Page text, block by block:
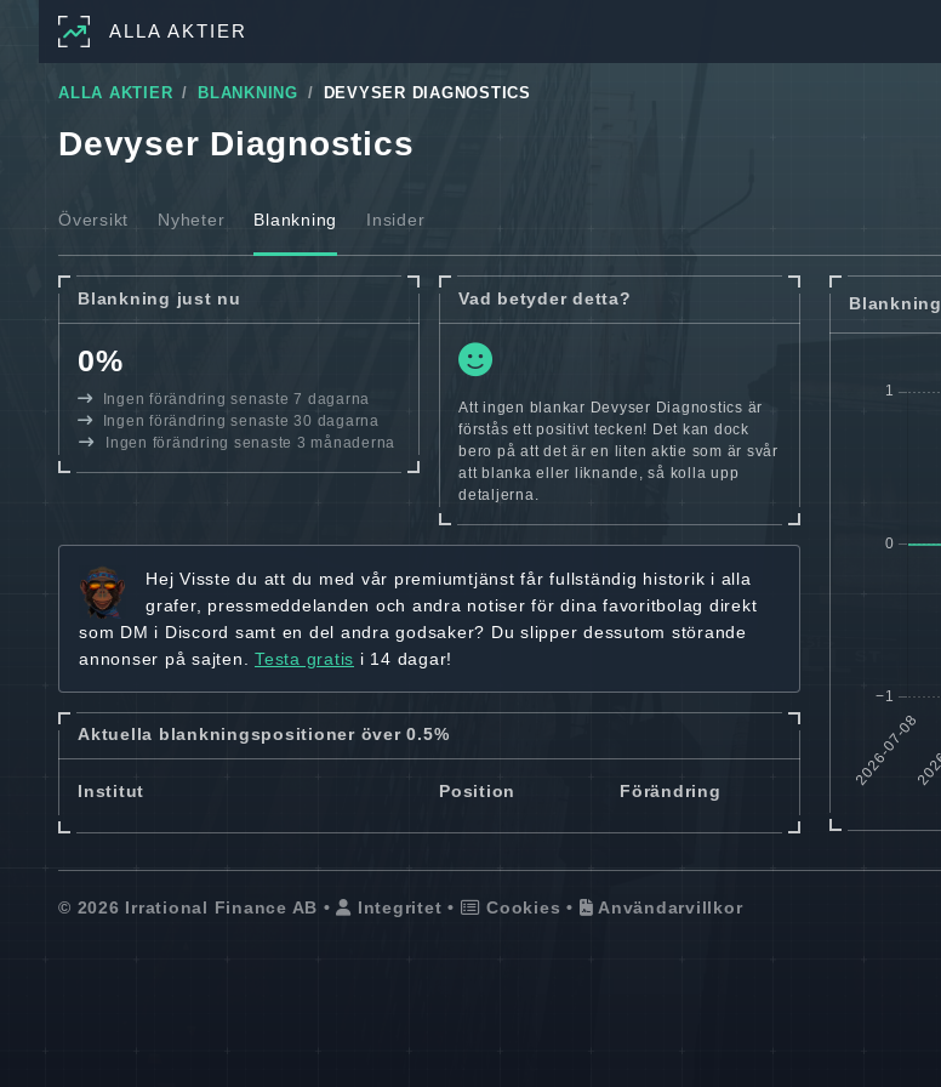
ALLA AKTIER
ALLA AKTIER BLANKNING DEVYSER DIAGNOSTICS
Devyser Diagnostics
Översikt Nyheter Blankning Insider
Blankning just nu
0%
Ingen förändring senaste 7 dagarna
Ingen förändring senaste 30 dagarna
Ingen förändring senaste 3 månaderna
Vad betyder detta?
Att ingen blankar Devyser Diagnostics är
förstås ett positivt tecken! Det kan dock
bero på att det är en liten aktie som är svår
att blanka eller liknande, så kolla upp
detaljerna.
Hej Visste du att du med vår premiumtjänst fårfullständig historik i alla
grafer, pressmeddelanden och andra notiser för dina favoritbolag direkt
som DM i Discord samt en del andra godsaker? Du slipper dessutom störande
annonser på sajten. Testa gratis i 14 dagar!
Aktuella blankningspositioner över 0.5%
Institut Position Förändring
Blankning
© 2026 Irrational Finance AB • Integritet • Cookies • Användarvillkor